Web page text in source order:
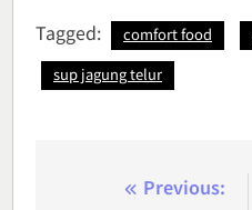
Tagged: comfort food
sup jagung telur
Previous: